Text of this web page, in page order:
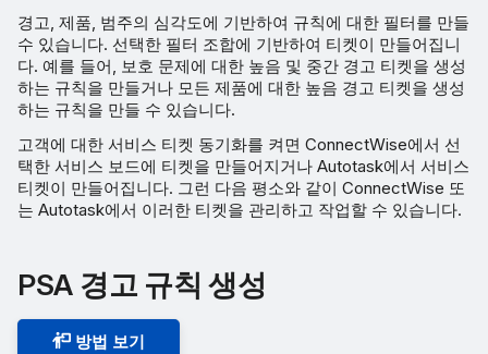
경고, 제품, 범주의 심각도에 기반하여 규칙에 대한 필터를 만들
수 있습니다. 선택한 필터 조합에 기반하여 티켓이 만들어집니
다. 예를 들어, 보호 문제에 대한 높음 및 중간 경고 티켓을 생성
하는 규칙을 만들거나 모든 제품에 대한 높음 경고 티켓을 생성
하는 규칙을 만들 수 있습니다.
고객에 대한 서비스 티켓 동기화를 켜면 ConnectWise에서 선
택한 서비스 보드에 티켓을 만들어지거나 Autotask에서 서비스
티켓이 만들어집니다. 그런 다음 평소와 같이 ConnectWise 또
는 Autotask에서 이러한 티켓을 관리하고 작업할 수 있습니다.
PSA 경고 규칙 생성
방법 보기